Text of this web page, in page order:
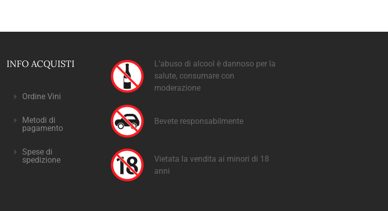
INFO ACQUISTI
Ordine Vini
Metodi di
pagamento
Spese di
spedizione
L'abuso di alcool è dannoso per la
salute, consumare con
moderazione
Bevete responsabilmente
Vietata la vendita ai minori di 18
anni